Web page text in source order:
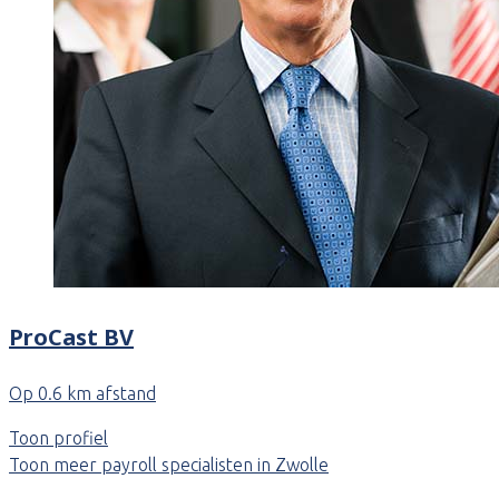
ProCast BV
Op 0.6 km afstand
Toon profiel
Toon meer payroll specialisten in Zwolle